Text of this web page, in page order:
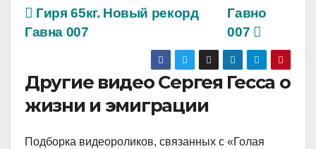
Гавно
007
Гиря 65кг. Новый рекорд
Гавна 007
Другие видео Сергея Гесса о
жизни и эмиграции
Подборка видеороликов, связанных с «Голая